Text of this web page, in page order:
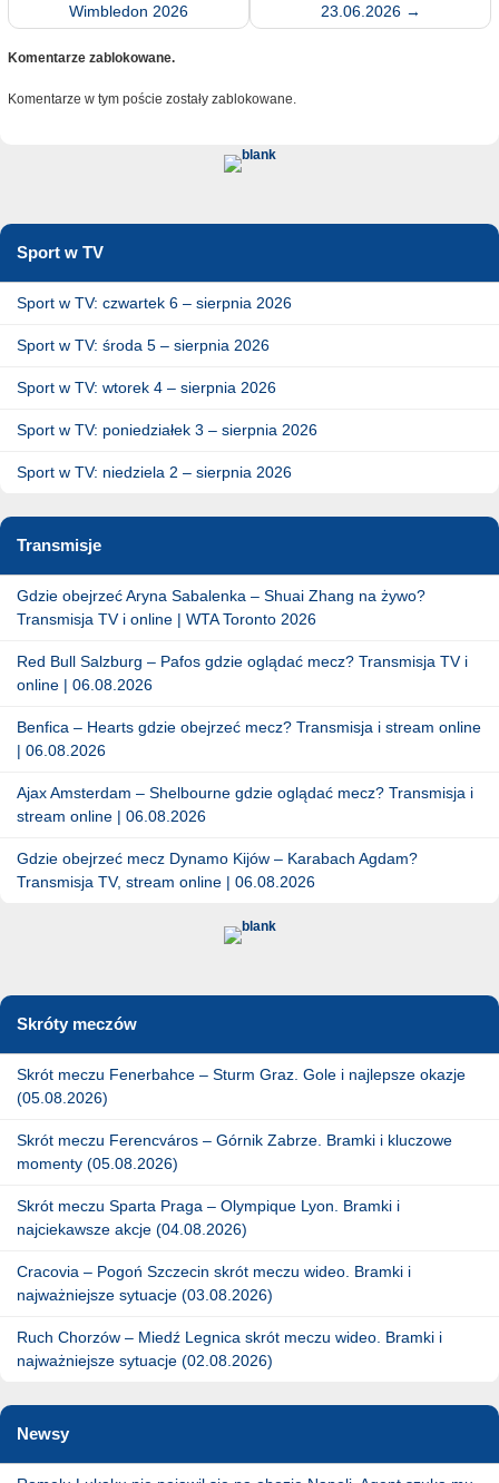
Wimbledon 2026
23.06.2026 →
Komentarze zablokowane.
Komentarze w tym poście zostały zablokowane.
Sport w TV
Sport w TV: czwartek 6 – sierpnia 2026
Sport w TV: środa 5 – sierpnia 2026
Sport w TV: wtorek 4 – sierpnia 2026
Sport w TV: poniedziałek 3 – sierpnia 2026
Sport w TV: niedziela 2 – sierpnia 2026
Transmisje
Gdzie obejrzeć Aryna Sabalenka – Shuai Zhang na żywo?
Transmisja TV i online | WTA Toronto 2026
Red Bull Salzburg – Pafos gdzie oglądać mecz? Transmisja TV i
online | 06.08.2026
Benfica – Hearts gdzie obejrzeć mecz? Transmisja i stream online
| 06.08.2026
Ajax Amsterdam – Shelbourne gdzie oglądać mecz? Transmisja i
stream online | 06.08.2026
Gdzie obejrzeć mecz Dynamo Kijów – Karabach Agdam?
Transmisja TV, stream online | 06.08.2026
Skróty meczów
Skrót meczu Fenerbahce – Sturm Graz. Gole i najlepsze okazje
(05.08.2026)
Skrót meczu Ferencváros – Górnik Zabrze. Bramki i kluczowe
momenty (05.08.2026)
Skrót meczu Sparta Praga – Olympique Lyon. Bramki i
najciekawsze akcje (04.08.2026)
Cracovia – Pogoń Szczecin skrót meczu wideo. Bramki i
najważniejsze sytuacje (03.08.2026)
Ruch Chorzów – Miedź Legnica skrót meczu wideo. Bramki i
najważniejsze sytuacje (02.08.2026)
Newsy